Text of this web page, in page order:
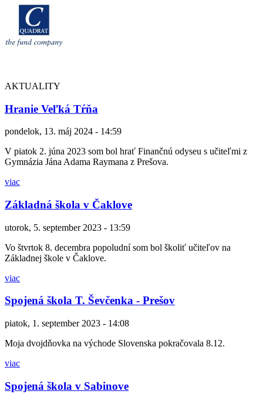
AKTUALITY
Hranie Veľká Tŕňa
pondelok, 13. máj 2024 - 14:59
V piatok 2. júna 2023 som bol hrať Finančnú odyseu s učiteľmi z
Gymnázia Jána Adama Raymana z Prešova.
viac
Základná škola v Čaklove
utorok, 5. september 2023 - 13:59
Vo štvrtok 8. decembra popoludní som bol školiť učiteľov na
Základnej škole v Čaklove.
viac
Spojená škola T. Ševčenka - Prešov
piatok, 1. september 2023 - 14:08
Moja dvojdňovka na východe Slovenska pokračovala 8.12.
viac
Spojená škola v Sabinove